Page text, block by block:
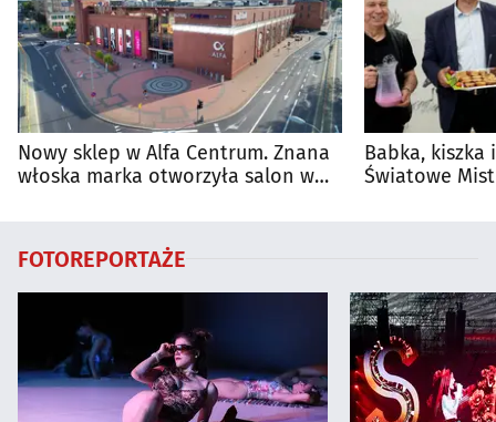
Nowy sklep w Alfa Centrum. Znana
włoska marka otworzyła salon w
Babka, kiszka
Światowe
FOTOREPORTAŻE